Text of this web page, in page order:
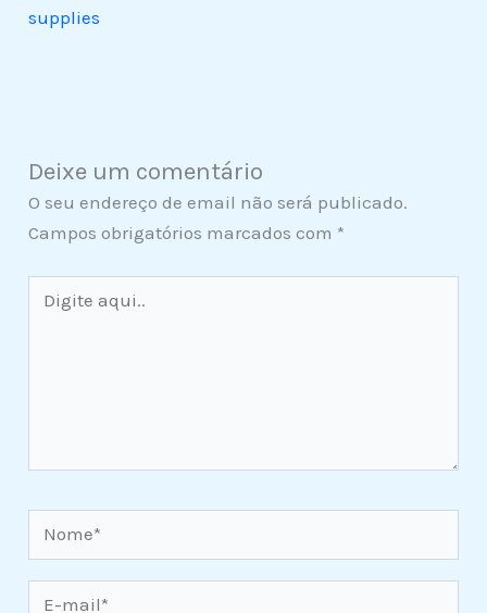
supplies
Deixe um comentário
O seu endereço de email não será publicado.
Campos obrigatórios marcados com *
Digite